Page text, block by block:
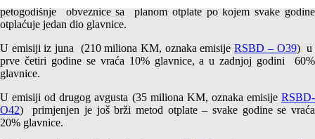
petogodišnje obveznice sa planom otplate po kojem svake godine
otplaćuje jedan dio glavnice.
U emisiji iz juna (210 miliona KM, oznaka emisijeRSBD – O39) u
prve četiri godine se vraća 10% glavnice, a u zadnjoj godini 60%
glavnice.
U emisiji od drugog avgusta (35 miliona KM, oznaka emisije RSBD-
O42) primjenjen je još brži metod otplate – svake godine se vraća
20% glavnice.